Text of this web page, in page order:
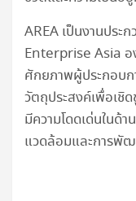
AREA เป็นงานประ
Enterprise Asia อ
ศักยภาพผู้ประกอบก
วัตถุประสงค์เพื่อเชิด
มีความโดดเด่นในด้
แวดล้อมและการพั